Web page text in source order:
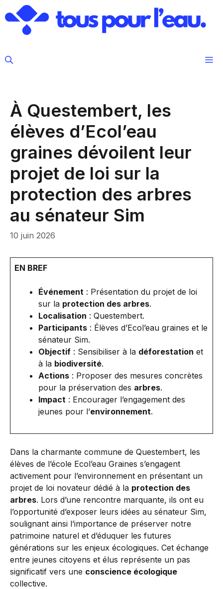
au
contenu
À Questembert, les
élèves d’Ecol’eau
graines dévoilent leur
projet de loi sur la
protection des arbres
au sénateur Sim
10 juin 2026
EN BREF
Événement : Présentation du projet de loi
sur la protection des arbres.
Localisation : Questembert.
Participants : Élèves d’Ecol’eau graines et le
sénateur Sim.
Objectif : Sensibiliser à la déforestation et
à la biodiversité.
Actions : Proposer des mesures concrètes
pour la préservation des arbres.
Impact : Encourager l’engagement des
jeunes pour l’environnement.
Dans la charmante commune de Questembert, les
élèves de l’école Ecol’eau Graines s’engagent
activement pour l’environnement en présentant un
projet de loi novateur dédié à la protection des
arbres. Lors d’une rencontre marquante, ils ont eu
l’opportunité d’exposer leurs idées au sénateur Sim,
soulignant ainsi l’importance de préserver notre
patrimoine naturel et d’éduquer les futures
générations sur les enjeux écologiques. Cet échange
entre jeunes citoyens et élus représente un pas
significatif vers une conscience écologique
collective.